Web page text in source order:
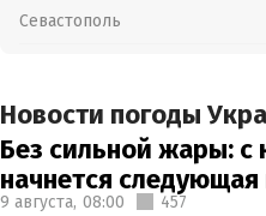
Севастополь
Новости погоды
Без сильной жары: с
начнется следующая
9 августа, 08:00 457